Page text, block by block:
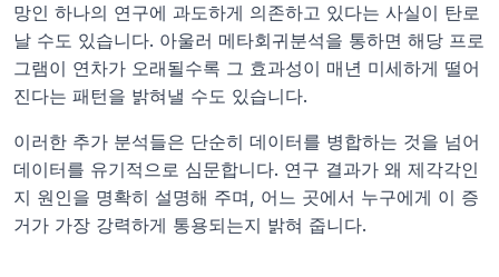
망인 하나의 연구에 과도하게 의존하고 있다는 사실이 탄로
날 수도 있습니다. 아울러 메타회귀분석을 통하면 해당 프로
그램이 연차가 오래될수록 그 효과성이 매년 미세하게 떨어
진다는 패턴을 밝혀낼 수도 있습니다.
이러한 추가 분석들은 단순히 데이터를 병합하는 것을 넘어
데이터를 유기적으로 심문합니다. 연구 결과가 왜 제각각인
지 원인을 명확히 설명해 주며, 어느 곳에서 누구에게 이 증
거가 가장 강력하게 통용되는지 밝혀 줍니다.